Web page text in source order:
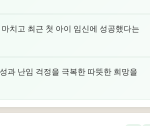
치고 최근 첫 아이 임신에 성공했다는
과 난임 걱정을 극복한 따뜻한 희망을